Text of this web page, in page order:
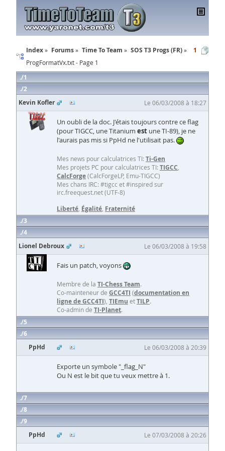
Index Forums Time To Team SOS T3 Progs (FR)
ProgFormatVx.txt - Page 1
1
1
2
Kevin Kofler
Le 06/03/2008 à 18:27
Un oubli de la doc. J'étais toujours contre ce flag
(pour TIGCC, une Titanium est une TI-89), je ne
l'aurais pas mis si PpHd ne l'utilisait pas.
Mes news pour calculatrices TI: Ti-Gen
Mes projets PC pour calculatrices TI: TIGCC
CalcForge(CalcForgeLP, Emu-TIGCC)
Mes chans IRC: #tigcc et #inspired sur
irc.freequest.net (UTF-8)
Liberté Égalité Fraternité
3
4
Lionel Debroux
Le 06/03/2008 à 19:58
Fais un patch, voyons
Membre de la TI-Chess Team.
Co-mainteneur de GCC4TI (documentation en
ligne de GCC4TI), TIEmu etTILP.
Co-admin de TI-Planet.
5
6
PpHd
Le 06/03/2008 à 20:39
Exporte un symbole "_flag_N"
Ou N est le bit que tu veux mettre à 1.
7
8
9
PpHd
Le 07/03/2008 à 20:26